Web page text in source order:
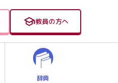
教員の方へ
辞典